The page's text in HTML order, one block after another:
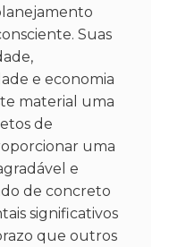
Suas
e economia
material uma
de
uma
e
de concreto
significativos
que outros